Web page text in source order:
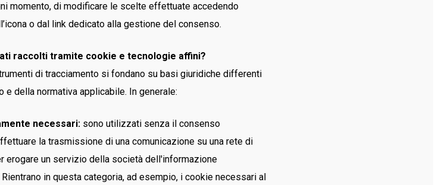
momento, di modificare le scelte effettuate accedendo
o dal link dedicato alla gestione del consenso.
raccolti tramite cookie e tecnologie affini?
di tracciamento si fondano su basi giuridiche differenti
della normativa applicabile. In generale:
necessari:sono utilizzati senza il consenso
la trasmissione di una comunicazione su una rete di
erogare un servizio della società dell'informazione
in questa categoria, ad esempio, i cookie necessari al